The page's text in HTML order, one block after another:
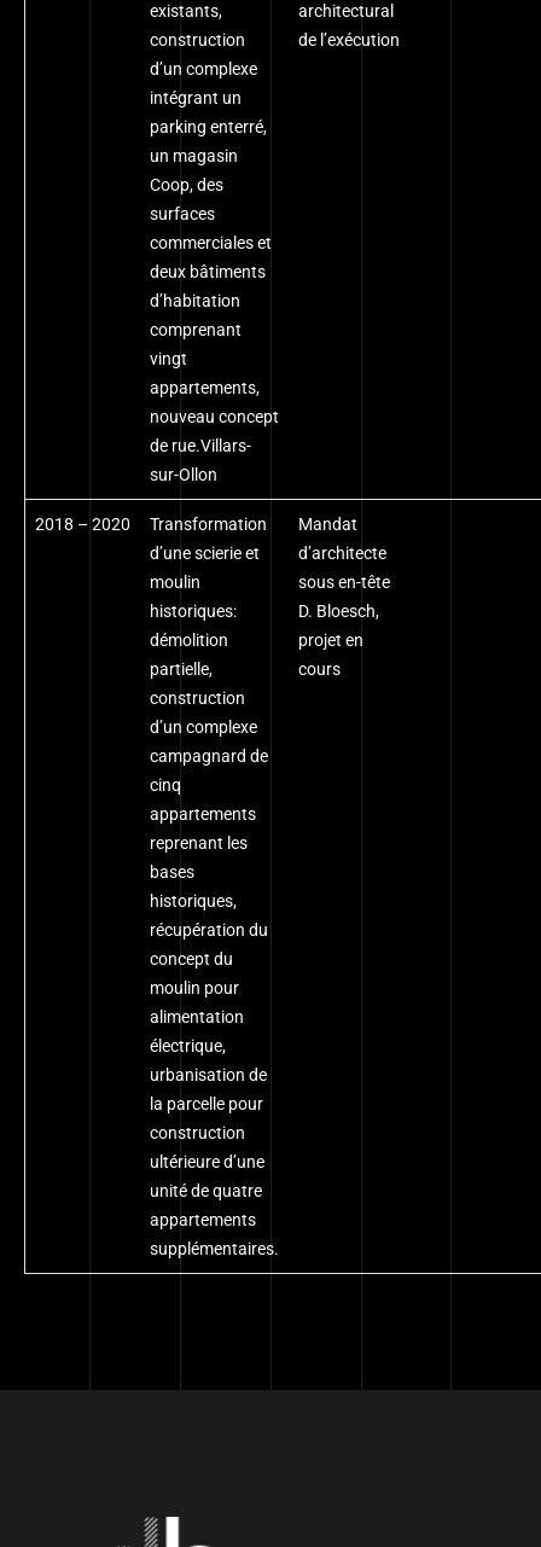
existants,
construction
d’un complexe
intégrant un
parking enterré,
un magasin
Coop, des
surfaces
commerciales et
deux bâtiments
d’habitation
comprenant
vingt
appartements,
nouveau concept
de rue.Villars-
sur-Ollon
architectural
de l’exécution
2018 – 2020
Transformation
d’une scierie et
moulin
historiques:
démolition
partielle,
construction
d’un complexe
campagnard de
cinq
appartements
reprenant les
bases
historiques,
récupération du
concept du
moulin pour
alimentation
électrique,
urbanisation de
la parcelle pour
construction
ultérieure d’une
unité de quatre
appartements
supplémentaires.
Mandat
d’architecte
sous en-tête
D. Bloesch,
projet en
cours